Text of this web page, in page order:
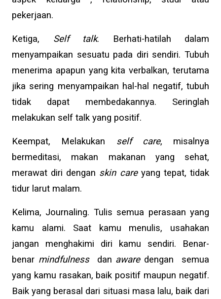
pekerjaan.
Ketiga, Self talk. Berhati-hatilah dalam
menyampaikan sesuatu pada diri sendiri. Tubuh
menerima apapun yang kita verbalkan, terutama
jika sering menyampaikan hal-hal negatif, tubuh
tidak dapat membedakannya. Seringlah
melakukan self talk yang positif.
Keempat, Melakukan self care, misalnya
bermeditasi, makan makanan yang sehat,
merawat diri dengan skin careyang tepat, tidak
tidur larut malam.
Kelima, Journaling. Tulis semua perasaan yang
kamu alami. Saat kamu menulis, usahakan
jangan menghakimi diri kamu sendiri. Benar-
benar mindfulness dan awaredengan semua
yang kamu rasakan, baik positif maupun negatif.
Baik yang berasal dari situasi masa lalu, baik dari